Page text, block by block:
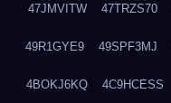
47JMVITW 47TRZS70
49R1GYE9 49SPF3MJ
4BOKJ6KQ 4C9HCESS